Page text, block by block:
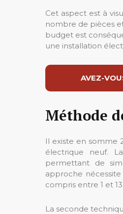
Cet aspect est à
nombre de pièces
budget est
une installation
AVEZ-
Méthode
Il existe en somme
électrique neuf.
permettant de
approche
compris entre 1 et
La seconde